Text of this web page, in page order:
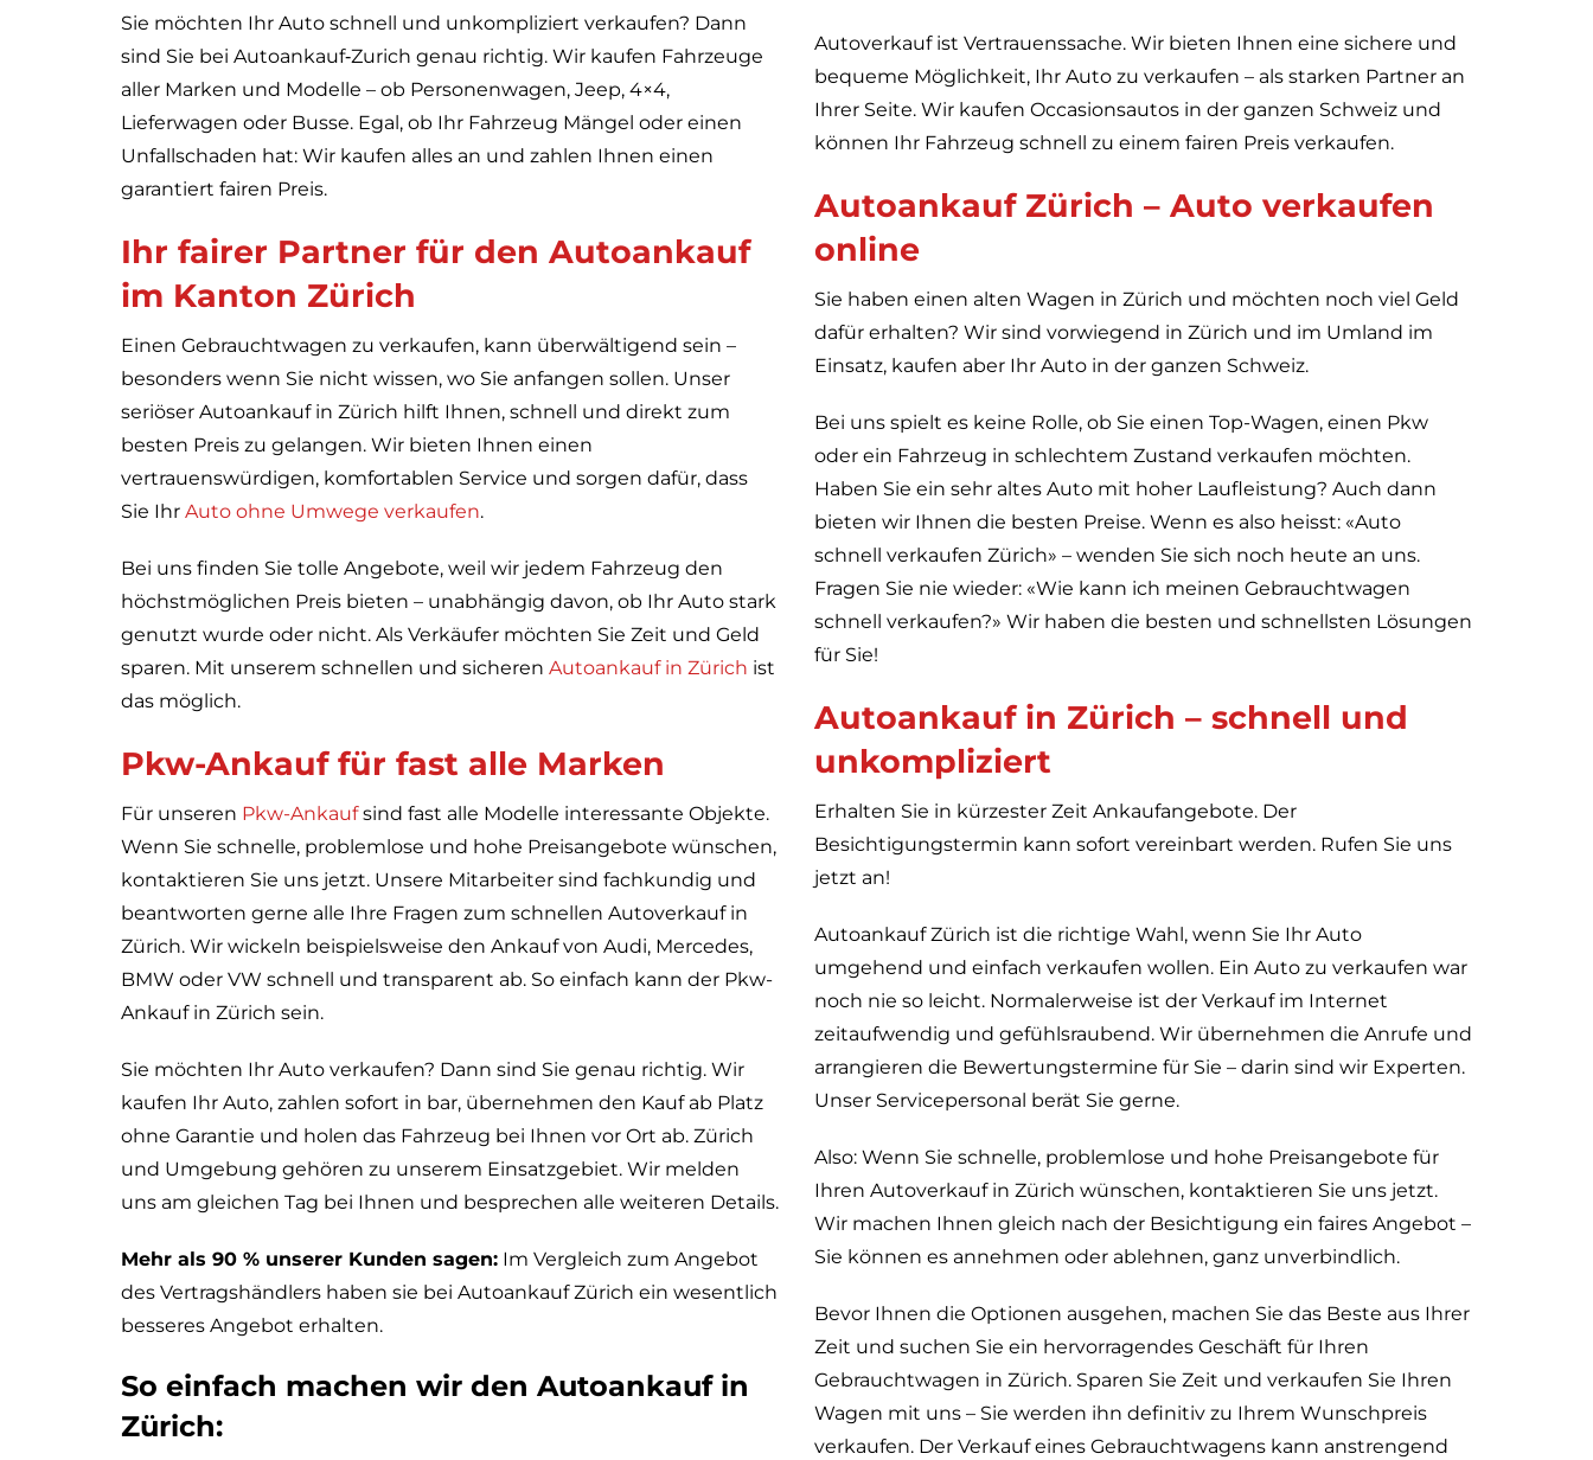
Sie möchten Ihr Auto schnell und unkompliziert verkaufen? Dann
sind Sie bei Autoankauf‑Zurich genau richtig. Wir kaufen Fahrzeuge
aller Marken und Modelle – ob Personenwagen, Jeep, 4×4,
Lieferwagen oder Busse. Egal, ob Ihr Fahrzeug Mängel oder einen
Unfallschaden hat: Wir kaufen alles an und zahlen Ihnen einen
garantiert fairen Preis.
Ihr fairer Partner für den Autoankauf
im Kanton Zürich
Einen Gebrauchtwagen zu verkaufen, kann überwältigend sein –
besonders wenn Sie nicht wissen, wo Sie anfangen sollen. Unser
seriöser Autoankauf in Zürich hilft Ihnen, schnell und direkt zum
besten Preis zu gelangen. Wir bieten Ihnen einen
vertrauenswürdigen, komfortablen Service und sorgen dafür, dass
Sie Ihr Auto ohne Umwege verkaufen.
Bei uns finden Sie tolle Angebote, weil wir jedem Fahrzeug den
höchstmöglichen Preis bieten – unabhängig davon, ob Ihr Auto stark
genutzt wurde oder nicht. Als Verkäufer möchten Sie Zeit und Geld
sparen. Mit unserem schnellen und sicheren Autoankauf in Zürich ist
das möglich.
Pkw-Ankauf für fast alle Marken
Für unseren Pkw-Ankaufsind fast alle Modelle interessante Objekte.
Wenn Sie schnelle, problemlose und hohe Preisangebote wünschen,
kontaktieren Sie uns jetzt. Unsere Mitarbeiter sind fachkundig und
beantworten gerne alle Ihre Fragen zum schnellen Autoverkauf in
Zürich. Wir wickeln beispielsweise den Ankauf von Audi, Mercedes,
BMW oder VW schnell und transparent ab. So einfach kann der Pkw-
Ankauf in Zürich sein.
Sie möchten Ihr Auto verkaufen? Dann sind Sie genau richtig. Wir
kaufen Ihr Auto, zahlen sofort in bar, übernehmen den Kauf ab Platz
ohne Garantie und holen das Fahrzeug bei Ihnen vor Ort ab. Zürich
und Umgebung gehören zu unserem Einsatzgebiet. Wir melden
uns am gleichen Tag bei Ihnen und besprechen alle weiteren Details.
Mehr als 90 % unserer Kunden sagen: Im Vergleich zum Angebot
des Vertragshändlers haben sie bei Autoankauf Zürich ein wesentlich
besseres Angebot erhalten.
So einfach machen wir den Autoankauf in
Zürich:
Autoverkauf ist Vertrauenssache. Wir bieten Ihnen eine sichere und
bequeme Möglichkeit, Ihr Auto zu verkaufen – als starken Partner an
Ihrer Seite. Wir kaufen Occasionsautos in der ganzen Schweiz und
können Ihr Fahrzeug schnell zu einem fairen Preis verkaufen.
Autoankauf Zürich – Auto verkaufen
online
Sie haben einen alten Wagen in Zürich und möchten noch viel Geld
dafür erhalten? Wir sind vorwiegend in Zürich und im Umland im
Einsatz, kaufen aber Ihr Auto in der ganzen Schweiz.
Bei uns spielt es keine Rolle, ob Sie einen Top-Wagen, einen Pkw
oder ein Fahrzeug in schlechtem Zustand verkaufen möchten.
Haben Sie ein sehr altes Auto mit hoher Laufleistung? Auch dann
bieten wir Ihnen die besten Preise. Wenn es also heisst: «Auto
schnell verkaufen Zürich» – wenden Sie sich noch heute an uns.
Fragen Sie nie wieder: «Wie kann ich meinen Gebrauchtwagen
schnell verkaufen?» Wir haben die besten und schnellsten Lösungen
für Sie!
Autoankauf in Zürich – schnell und
unkompliziert
Erhalten Sie in kürzester Zeit Ankaufangebote. Der
Besichtigungstermin kann sofort vereinbart werden. Rufen Sie uns
jetzt an!
Autoankauf Zürich ist die richtige Wahl, wenn Sie Ihr Auto
umgehend und einfach verkaufen wollen. Ein Auto zu verkaufen war
noch nie so leicht. Normalerweise ist der Verkauf im Internet
zeitaufwendig und gefühlsraubend. Wir übernehmen die Anrufe und
arrangieren die Bewertungstermine für Sie – darin sind wir Experten.
Unser Servicepersonal berät Sie gerne.
Also: Wenn Sie schnelle, problemlose und hohe Preisangebote für
Ihren Autoverkauf in Zürich wünschen, kontaktieren Sie uns jetzt.
Wir machen Ihnen gleich nach der Besichtigung ein faires Angebot –
Sie können es annehmen oder ablehnen, ganz unverbindlich.
Bevor Ihnen die Optionen ausgehen, machen Sie das Beste aus Ihrer
Zeit und suchen Sie ein hervorragendes Geschäft für Ihren
Gebrauchtwagen in Zürich. Sparen Sie Zeit und verkaufen Sie Ihren
Wagen mit uns – Sie werden ihn definitiv zu Ihrem Wunschpreis
verkaufen. Der Verkauf eines Gebrauchtwagens kann anstrengend